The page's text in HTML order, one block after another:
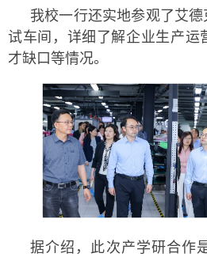
我校一行还实地参观了艾
试车间，详细了解企业生产运
才缺口等情况。
据介绍，此次产学研合作